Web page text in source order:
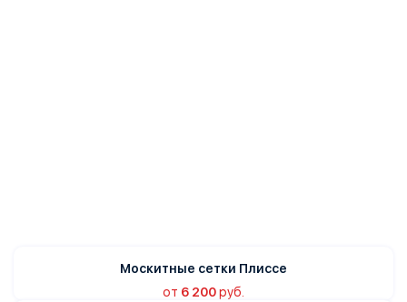
Москитные сетки Плиссе
от 6 200руб.